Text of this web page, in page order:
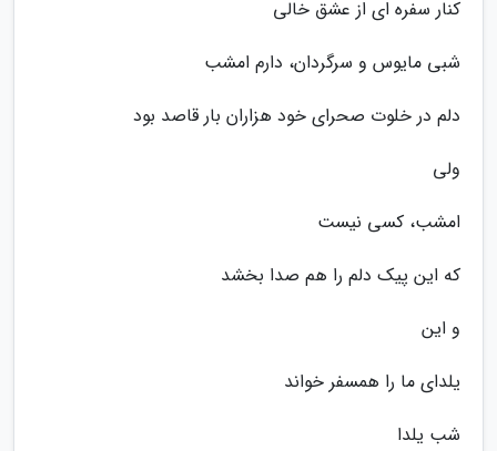
کنار سفره ای از عشق خالی
شبی مایوس و سرگردان، دارم امشب
دلم در خلوت صحرای خود هزاران بار قاصد بود
ولی
امشب، کسی نیست
که این پیک دلم را هم صدا بخشد
و این
یلدای ما را همسفر خواند
شب یلدا